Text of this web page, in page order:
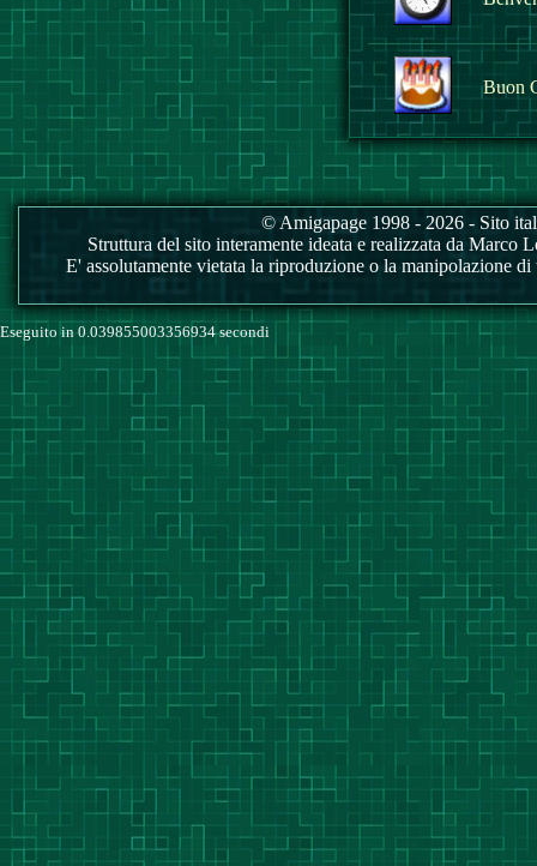
Buon
© Amigapage 1998 - 2026 - Sito
Struttura del sito interamente ideata e realizzata da
E' assolutamente vietata la riproduzione o la manipolazione
Eseguito in 0.039855003356934 secondi